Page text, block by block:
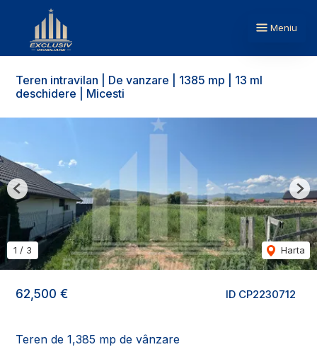
Meniu
Teren intravilan | De vanzare | 1385 mp | 13 ml
deschidere | Micesti
ID CP2230712
62,500 €
Teren de 1,385 mp de vânzare
1 / 3 Harta
Previous